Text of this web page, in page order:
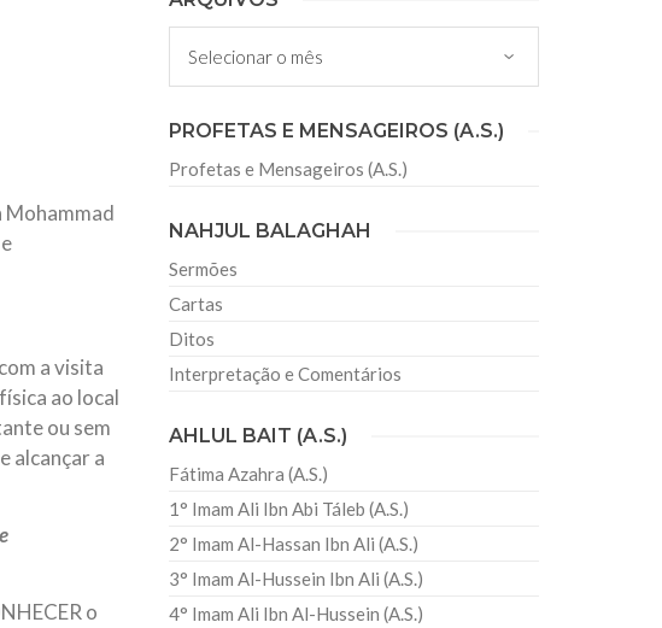
a todos os irmãos e irmãs um novo
no Brasil recebe o ex-ministro das
da República Islâmica do Irã
feira, 03 de Abril, o Centro Islâmico no Brasil recebeu em sua
o ex-ministro das Relações Exteriores da República Islâmica
Kharrazi, que encontra-se visitando
Mohammad
a visita
ao local
ou sem
alcançar a
o
Arquivos
PROFETAS E MENSAGEIROS (A.S.)
Profetas e Mensageiros (A.S.)
NAHJUL BALAGHAH
Sermões
Cartas
Ditos
Interpretação e Comentários
AHLUL BAIT (A.S.)
Fátima Azahra (A.S.)
1° Imam Ali Ibn Abi Táleb (A.S.)
2° Imam Al-Hassan Ibn Ali (A.S.)
3° Imam Al-Hussein Ibn Ali (A.S.)
4° Imam Ali Ibn Al-Hussein (A.S.)